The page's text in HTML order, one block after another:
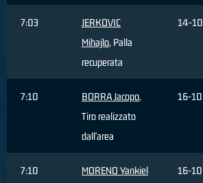
7:03
JERKOVIC
Mihajlo, Palla
recuperata
14-10
7:10 BORRA Jacopo,
Tiro realizzato
dall'area
16-10
7:10
MORENO Yankiel
16-10